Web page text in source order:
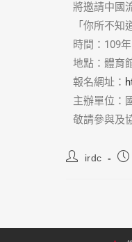
將邀請中國
「你所不知
時間：109
地點：體育
報名網址：
主辦單位：
敬請參與及
irdc